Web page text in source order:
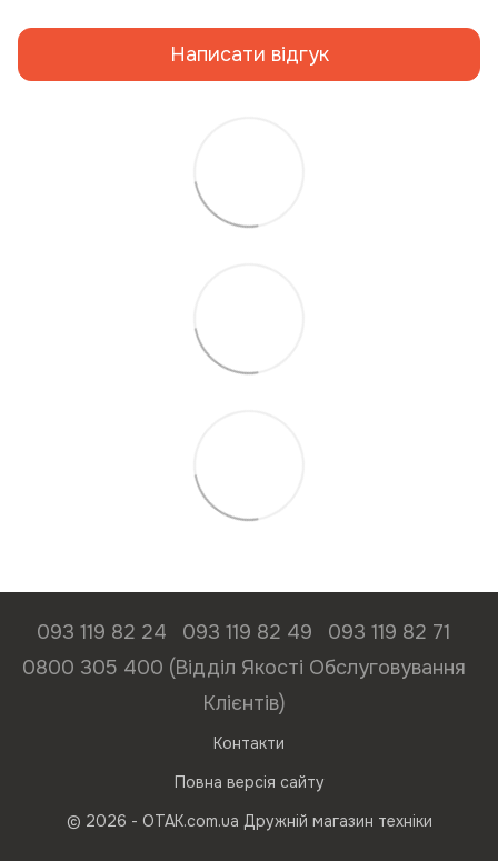
Написати відгук
093 119 82 24 093 119 82 49
093 119 82 71
0800 305 400 (Відділ Якості Обслуговування
Клієнтів)
Контакти
Повна версія сайту
© 2026 - ОТАК.com.ua Дружній магазин техніки